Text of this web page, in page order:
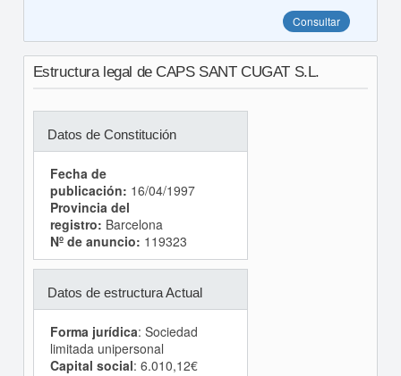
Consultar
Estructura legal de CAPS SANT CUGAT S.L.
Datos de Constitución
Fecha de
publicación: 16/04/1997
Provincia del
registro: Barcelona
Nº de anuncio: 119323
Datos de estructura Actual
Forma jurídica: Sociedad
limitada unipersonal
Capital social: 6.010,12€